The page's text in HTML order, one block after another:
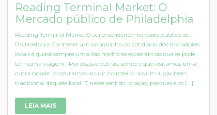
Reading Terminal Market: O
Mercado público de Philadelphia
Reading Terminal MarketO surpreendente mercado público de
Philadelphia Conhecer um pouquinho do cotidiano dos moradores
locais é quase sempre uma das melhores experiências que se pode
ter numa viagem. Por essas e outras, sempre que visitamos uma
outra cidade, procuramos incluir no roteiro, algum lugar bem
tradicional daquele local. E nesse sentido, praças, parques e os [...]
LEIA MAIS